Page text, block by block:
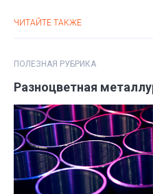
ЧИТАЙТЕ ТАКЖЕ
ПОЛЕЗНАЯ РУБРИКА
Разноцветная